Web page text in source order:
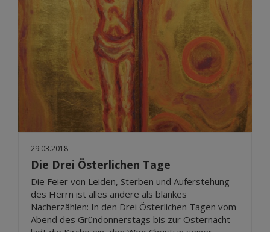
29.03.2018
Die Drei Österlichen Tage
Die Feier von Leiden, Sterben und Auferstehung
des Herrn ist alles andere als blankes
Nacherzählen: In den Drei Österlichen Tagen vom
Abend des Gründonnerstags bis zur Osternacht